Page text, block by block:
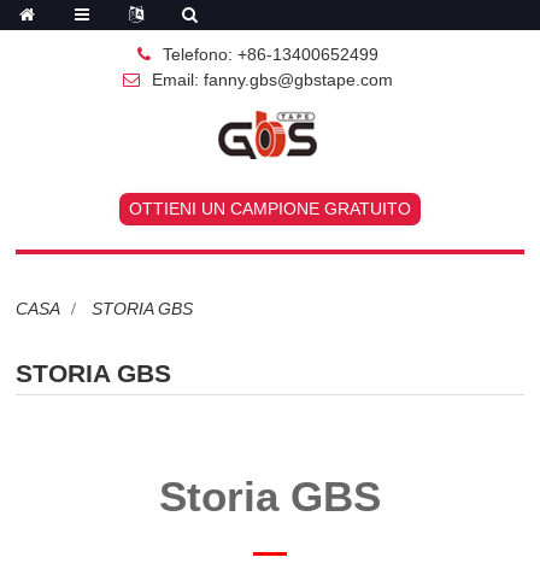
Telefono: +86-13400652499
Email: fanny.gbs@gbstape.com
OTTIENI UN CAMPIONE GRATUITO
CASA STORIA GBS
STORIA GBS
Storia GBS